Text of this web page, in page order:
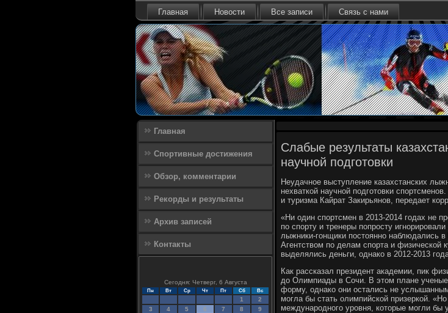
Главная Новости Все записи Связь с нами
Главная
Спортивные достижения
Обзор, комментарии
Рекорды и результаты
Архив записей
Контакты
Сегодня: Четверг, 6 Августа
Пн Вт Ср Чт Пт Сб Вс
1
2
3
4 5 6 7 8
9
Слабые результаты
научной подготовки
Неудачное выступление казахстанских
нехваткой научной подготовки
и туризма Кайрат Закирьянов, передает
«Ни один спортсмен в 2013-2014 годах не
по спорту и тренеры попросту
лыжники-гонщики постоянно наблюдались
Агентством по делам спорта и физической
выделялись деньги, однако в 2012-2013
Как рассказал президент академии, пик
до Олимпиады в Сочи. В этом плане ученые
форму, однако они остались не
могла бы стать олимпийской призеркой.
международного уровня, которые могли бы